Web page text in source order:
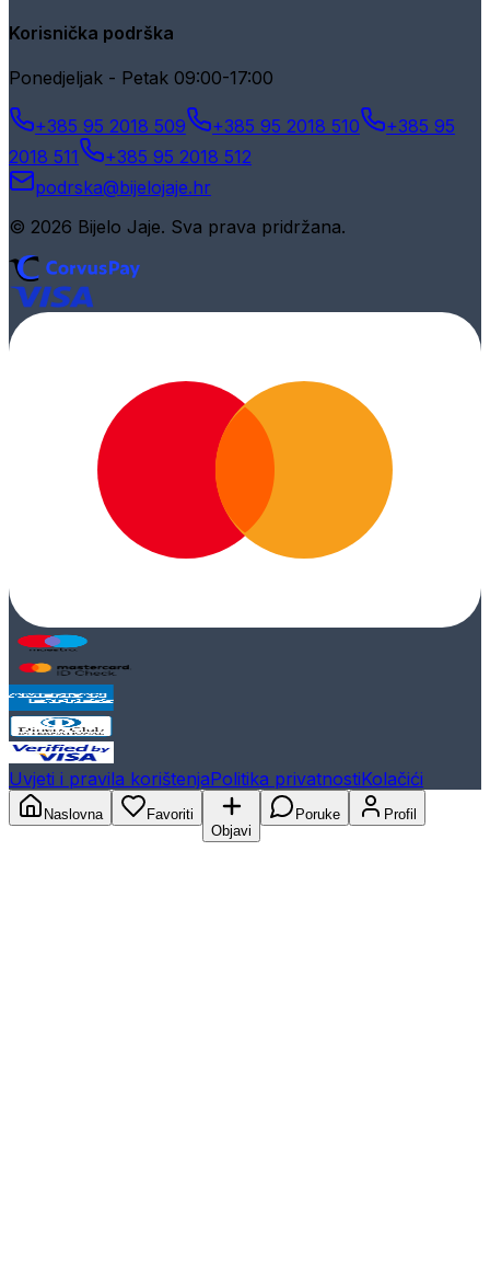
Korisnička podrška
Ponedjeljak - Petak 09:00-17:00
+385 95 2018 509 +385 95 2018 510
+385 95
2018 511
+385 95 2018 512
podrska@bijelojaje.hr
© 2026 Bijelo Jaje. Sva prava pridržana.
Uvjeti i pravila korištenjaPolitika privatnostiKolačići
Naslovna
Favoriti
Objavi
Poruke Profil